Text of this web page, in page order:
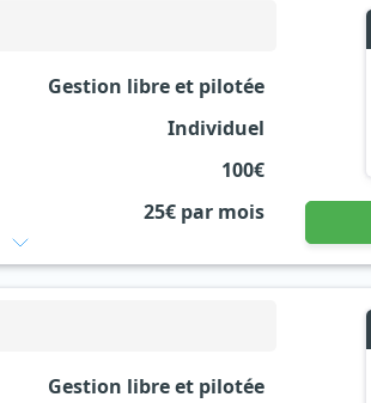
Gestion libre et pilotée
Individuel
100€
25€ par mois
Gestion libre et pilotée